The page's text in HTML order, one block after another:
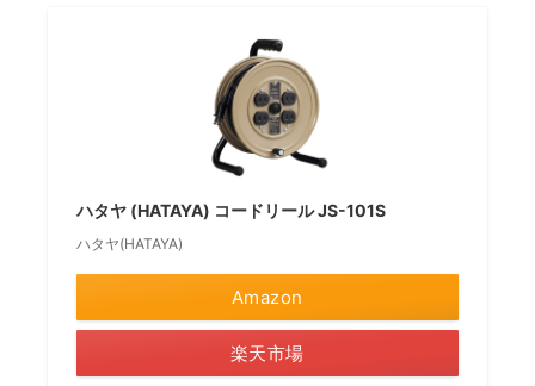
ハタヤ (HATAYA) コードリール JS-101S
ハタヤ(HATAYA)
Amazon
楽天市場